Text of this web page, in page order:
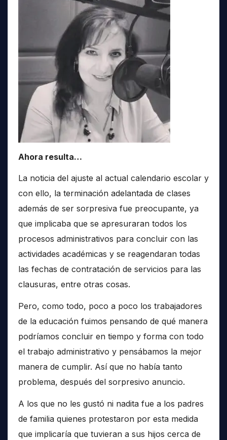
Ahora resulta…
La noticia del ajuste al actual calendario escolar y
con ello, la terminación adelantada de clases
además de ser sorpresiva fue preocupante, ya
que implicaba que se apresuraran todos los
procesos administrativos para concluir con las
actividades académicas y se reagendaran todas
las fechas de contratación de servicios para las
clausuras, entre otras cosas.
Pero, como todo, poco a poco los trabajadores
de la educación fuimos pensando de qué manera
podríamos concluir en tiempo y forma con todo
el trabajo administrativo y pensábamos la mejor
manera de cumplir. Así que no había tanto
problema, después del sorpresivo anuncio.
A los que no les gustó ni nadita fue a los padres
de familia quienes protestaron por esta medida
que implicaría que tuvieran a sus hijos cerca de